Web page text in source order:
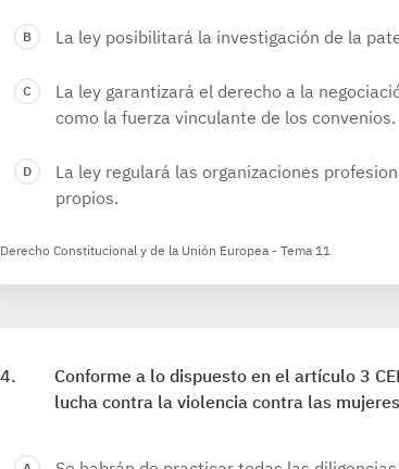
La ley posibilitará la investigación de la
La ley garantizará el derecho a la
como la fuerza vinculante de los convenios.
La ley regulará las organizaciones
propios.
Derecho Constitucional y de la Unión Europea - Tema 11
Conforme a lo dispuesto en el artículo 3
lucha contra la violencia contra las